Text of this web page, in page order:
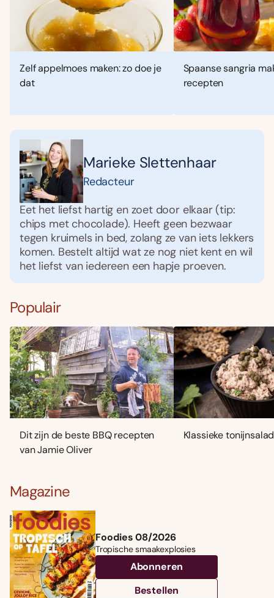
Zelf appelmoes maken: zo doe je
dat
Spaanse sangria
recepten
Marieke Slettenhaar
Redacteur
Eet het liefst hartig en zoet door elkaar (tip:
chips met chocolade). Heeft geen bezwaar
tegen kruimels in bed, zolang ze van iets lekkers
komen. Bestelt altijd wat ze nog niet kent en wil
het liefst van iedereen een hapje proeven.
Populair
Dit zijn de beste BBQ recepten
van Jamie Oliver
Klassieke
Magazine
Foodies 08/2026
Tropische smaakexplosies
Abonneren
Bestellen